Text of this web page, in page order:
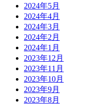
2024年5月
2024年4月
2024年3月
2024年2月
2024年1月
2023年12月
2023年11月
2023年10月
2023年9月
2023年8月